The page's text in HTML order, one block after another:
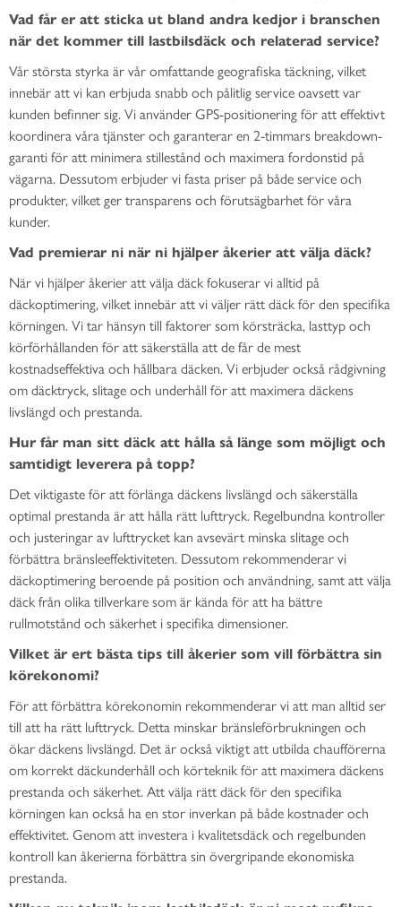
Vad får er att sticka ut bland andra kedjor i branschen
när det kommer till lastbilsdäck och relaterad service?
Vår största styrka är vår omfattande geografiska täckning, vilket
innebär att vi kan erbjuda snabb och pålitlig service oavsett var
kunden befinner sig. Vi använder GPS-positionering för att effektivt
koordinera våra tjänster och garanterar en 2-timmars breakdown-
garanti för att minimera stillestånd och maximera fordonstid på
vägarna. Dessutom erbjuder vi fasta priser på både service och
produkter, vilket ger transparens och förutsägbarhet för våra
kunder.
Vad premierar ni när ni hjälper åkerier att välja däck?
När vi hjälper åkerier att välja däck fokuserar vi alltid på
däckoptimering, vilket innebär att vi väljer rätt däck för den specifika
körningen. Vi tar hänsyn till faktorer som körsträcka, lasttyp och
körförhållanden för att säkerställa att de får de mest
kostnadseffektiva och hållbara däcken. Vi erbjuder också rådgivning
om däcktryck, slitage och underhåll för att maximera däckens
livslängd och prestanda.
Hur får man sitt däck att hålla så länge som möjligt och
samtidigt leverera på topp?
Det viktigaste för att förlänga däckens livslängd och säkerställa
optimal prestanda är att hålla rätt lufttryck. Regelbundna kontroller
och justeringar av lufttrycket kan avsevärt minska slitage och
förbättra bränsleeffektiviteten. Dessutom rekommenderar vi
däckoptimering beroende på position och användning, samt att välja
däck från olika tillverkare som är kända för att ha bättre
rullmotstånd och säkerhet i specifika dimensioner.
Vilket är ert bästa tips till åkerier som vill förbättra sin
körekonomi?
För att förbättra körekonomin rekommenderar vi att man alltid ser
till att ha rätt lufttryck. Detta minskar bränsleförbrukningen och
ökar däckens livslängd. Det är också viktigt att utbilda chaufförerna
om korrekt däckunderhåll och körteknik för att maximera däckens
prestanda och säkerhet. Att välja rätt däck för den specifika
körningen kan också ha en stor inverkan på både kostnader och
effektivitet. Genom att investera i kvalitetsdäck och regelbunden
kontroll kan åkerierna förbättra sin övergripande ekonomiska
prestanda.